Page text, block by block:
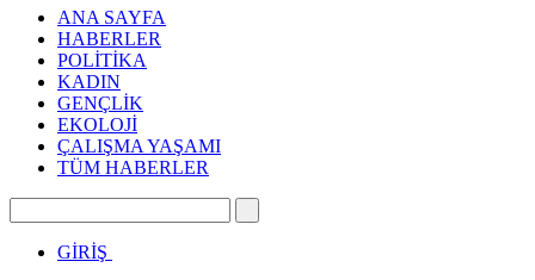
ANA SAYFA
HABERLER
POLİTİKA
KADIN
GENÇLİK
EKOLOJİ
ÇALIŞMA YAŞAMI
TÜM HABERLER
GİRİŞ